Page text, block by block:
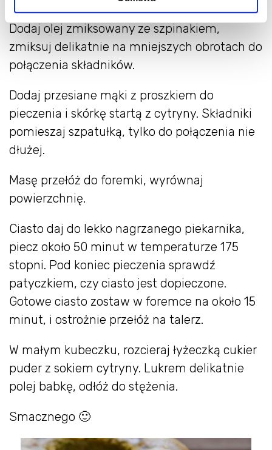
Dodaj olej zmiksowany ze szpinakiem,
zmiksuj delikatnie na mniejszych obrotach do
połączenia składników.
Dodaj przesiane mąki z proszkiem do
pieczenia i skórkę startą z cytryny. Składniki
pomieszaj szpatułką, tylko do połączenia nie
dłużej.
Masę przełóż do foremki, wyrównaj
powierzchnię.
Ciasto daj do lekko nagrzanego piekarnika,
piecz około 50 minut w temperaturze 175
stopni. Pod koniec pieczenia sprawdź
patyczkiem, czy ciasto jest dopieczone.
Gotowe ciasto zostaw w foremce na około 15
minut, i ostrożnie przełóż na talerz.
W małym kubeczku, rozcieraj łyżeczką cukier
puder z sokiem cytryny. Lukrem delikatnie
polej babkę, odłóż do stężenia.
Smacznego 🙂